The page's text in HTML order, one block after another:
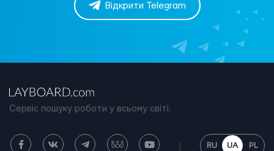
Відкрити Telegram
Сервіс пошуку роботи у всьому світі.
RU UA PL